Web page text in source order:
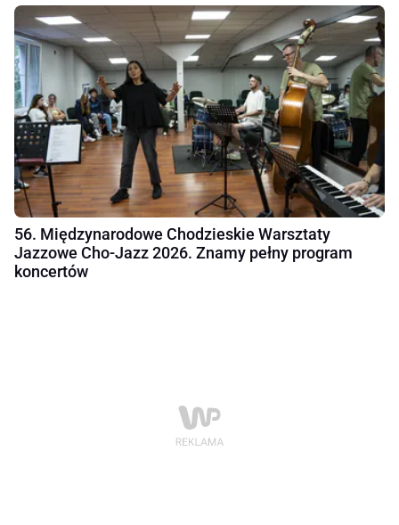
56. Międzynarodowe Chodzieskie Warsztaty
Jazzowe Cho-Jazz 2026. Znamy pełny program
koncertów